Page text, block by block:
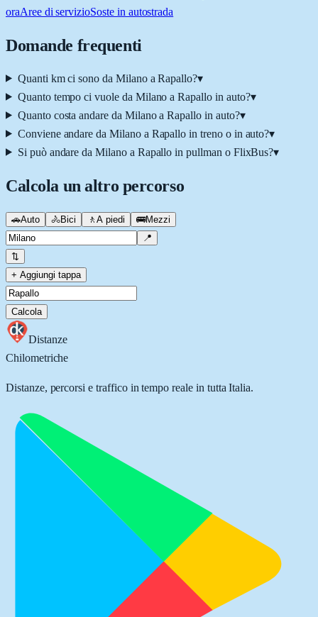
oraAree di servizioSoste in autostrada
Domande frequenti
Quanti km ci sono da Milano a Rapallo?▾
Quanto tempo ci vuole da Milano a Rapallo in auto?▾
Quanto costa andare da Milano a Rapallo in auto?▾
Conviene andare da Milano a Rapallo in treno o in auto?▾
Si può andare da Milano a Rapallo in pullman o FlixBus?▾
Calcola un altro percorso
🚗Auto 🚴Bici 🚶 A piedi 🚌Mezzi
📍
⇅
+ Aggiungi tappa
Calcola
Distanze
Chilometriche
Distanze, percorsi e traffico in tempo reale in tutta Italia.